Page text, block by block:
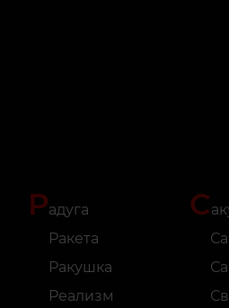
Радуга
Ракета
Ракушка
Реализм
С